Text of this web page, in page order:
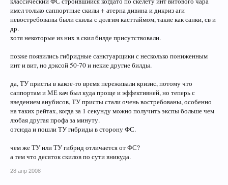
имел только саппортные скилы + атерна дивина и дикриз аги
невостребованы были скилы с долгим касттаймом, такие как санки, св и
др.
хотя некоторые из них в скил билде присутствовали.
позже появились гибридные санктуарщики с несколько пониженным
инт и вит, но дэксой 50-70 и некие другие билды.
да, ТУ присты в какое-то время переживали кризис, потому что
саппортам и МЕ кач был куда проще и эффективней, но теперь с
введением анубисов, ТУ присты стали очень востребованы, особенно
на таких рейтах, когда за 1 секунду можно получить экспы больше чем
любая другая профа за минуту.
отсюда и пошли ТУ гибриды в сторону ФС.
чем же ТУ или ТУ гибрид отличается от ФС?
а тем что десяток скилов по сути вникуда.
28 апр 2008